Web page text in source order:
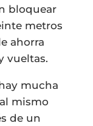
bloquear
metros
ahorra
vueltas.
mucha
mismo
de un